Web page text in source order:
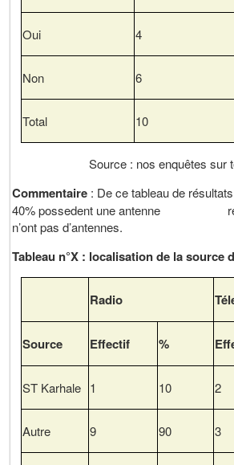
Oui 4
Non 6
Total 10
Source : nos enquêtes sur
Commentaire : De ce tableau de
40% possedent une antenne
n’ont pas d’antennes.
Tableau n°X : localisation de la source
Radio
Source Effectif %
ST Karhale 1 10 2
Autre 9 90 3